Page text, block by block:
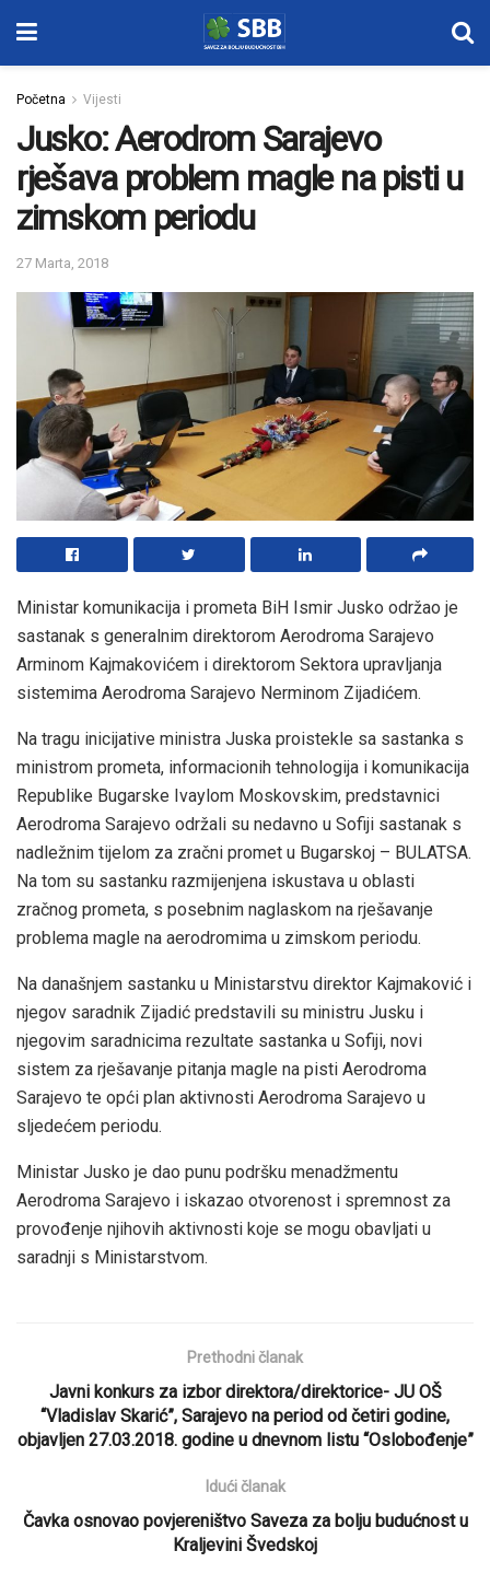
Početna Vijesti
Jusko: Aerodrom Sarajevo
rješava problem magle na pisti u
zimskom periodu
27 Marta, 2018
Ministar komunikacija i prometa BiH Ismir Jusko održao je
sastanak s generalnim direktorom Aerodroma Sarajevo
Arminom Kajmakovićem i direktorom Sektora upravljanja
sistemima Aerodroma Sarajevo Nerminom Zijadićem.
Na tragu inicijative ministra Juska proistekle sa sastanka s
ministrom prometa, informacionih tehnologija i komunikacija
Republike Bugarske Ivaylom Moskovskim, predstavnici
Aerodroma Sarajevo održali su nedavno u Sofiji sastanak s
nadležnim tijelom za zračni promet u Bugarskoj – BULATSA.
Na tom su sastanku razmijenjena iskustava u oblasti
zračnog prometa, s posebnim naglaskom na rješavanje
problema magle na aerodromima u zimskom periodu.
Na današnjem sastanku u Ministarstvu direktor Kajmaković i
njegov saradnik Zijadić predstavili su ministru Jusku i
njegovim saradnicima rezultate sastanka u Sofiji, novi
sistem za rješavanje pitanja magle na pisti Aerodroma
Sarajevo te opći plan aktivnosti Aerodroma Sarajevo u
sljedećem periodu.
Ministar Jusko je dao punu podršku menadžmentu
Aerodroma Sarajevo i iskazao otvorenost i spremnost za
provođenje njihovih aktivnosti koje se mogu obavljati u
saradnji s Ministarstvom.
Prethodni članak
Javni konkurs za izbor direktora/direktorice- JU OŠ
“Vladislav Skarić”, Sarajevo na period od četiri godine,
objavljen 27.03.2018. godine u dnevnom listu “Oslobođenje”
Idući članak
Čavka osnovao povjereništvo Saveza za bolju budućnost u
Kraljevini Švedskoj